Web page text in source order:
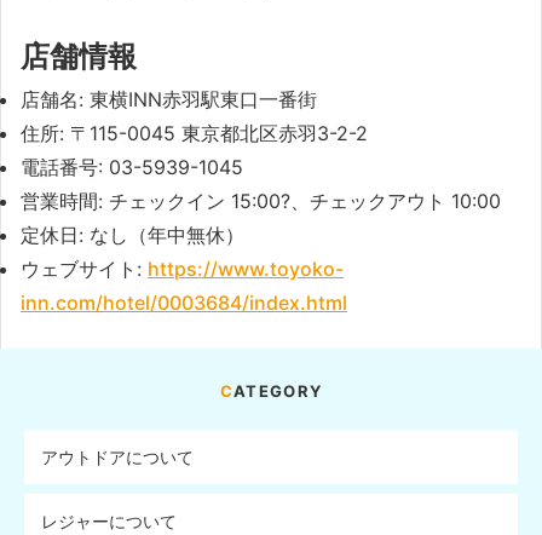
店舗情報
店舗名: 東横INN赤羽駅東口一番街
住所: 〒115-0045 東京都北区赤羽3-2-2
電話番号: 03-5939-1045
営業時間: チェックイン 15:00?、チェックアウト 10:00
定休日: なし（年中無休）
ウェブサイト: https://www.toyoko-
inn.com/hotel/0003684/index.html
CATEGORY
アウトドアについて
レジャーについて